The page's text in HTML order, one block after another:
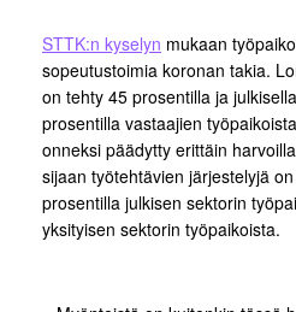
STTK:n kyselyn mukaan
sopeutustoimia koronan takia.
on tehty 45 prosentilla ja
prosentilla vastaajien
onneksi päädytty erittäin
sijaan työtehtävien järjestelyjä
prosentilla julkisen sektorin
yksityisen sektorin työpaikoista.